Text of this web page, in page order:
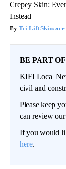
Crepey Skin:
Instead
Tri Lift Skincare
BE PART
KIFI Local
civil and
Please keep
can review
If you would
here.